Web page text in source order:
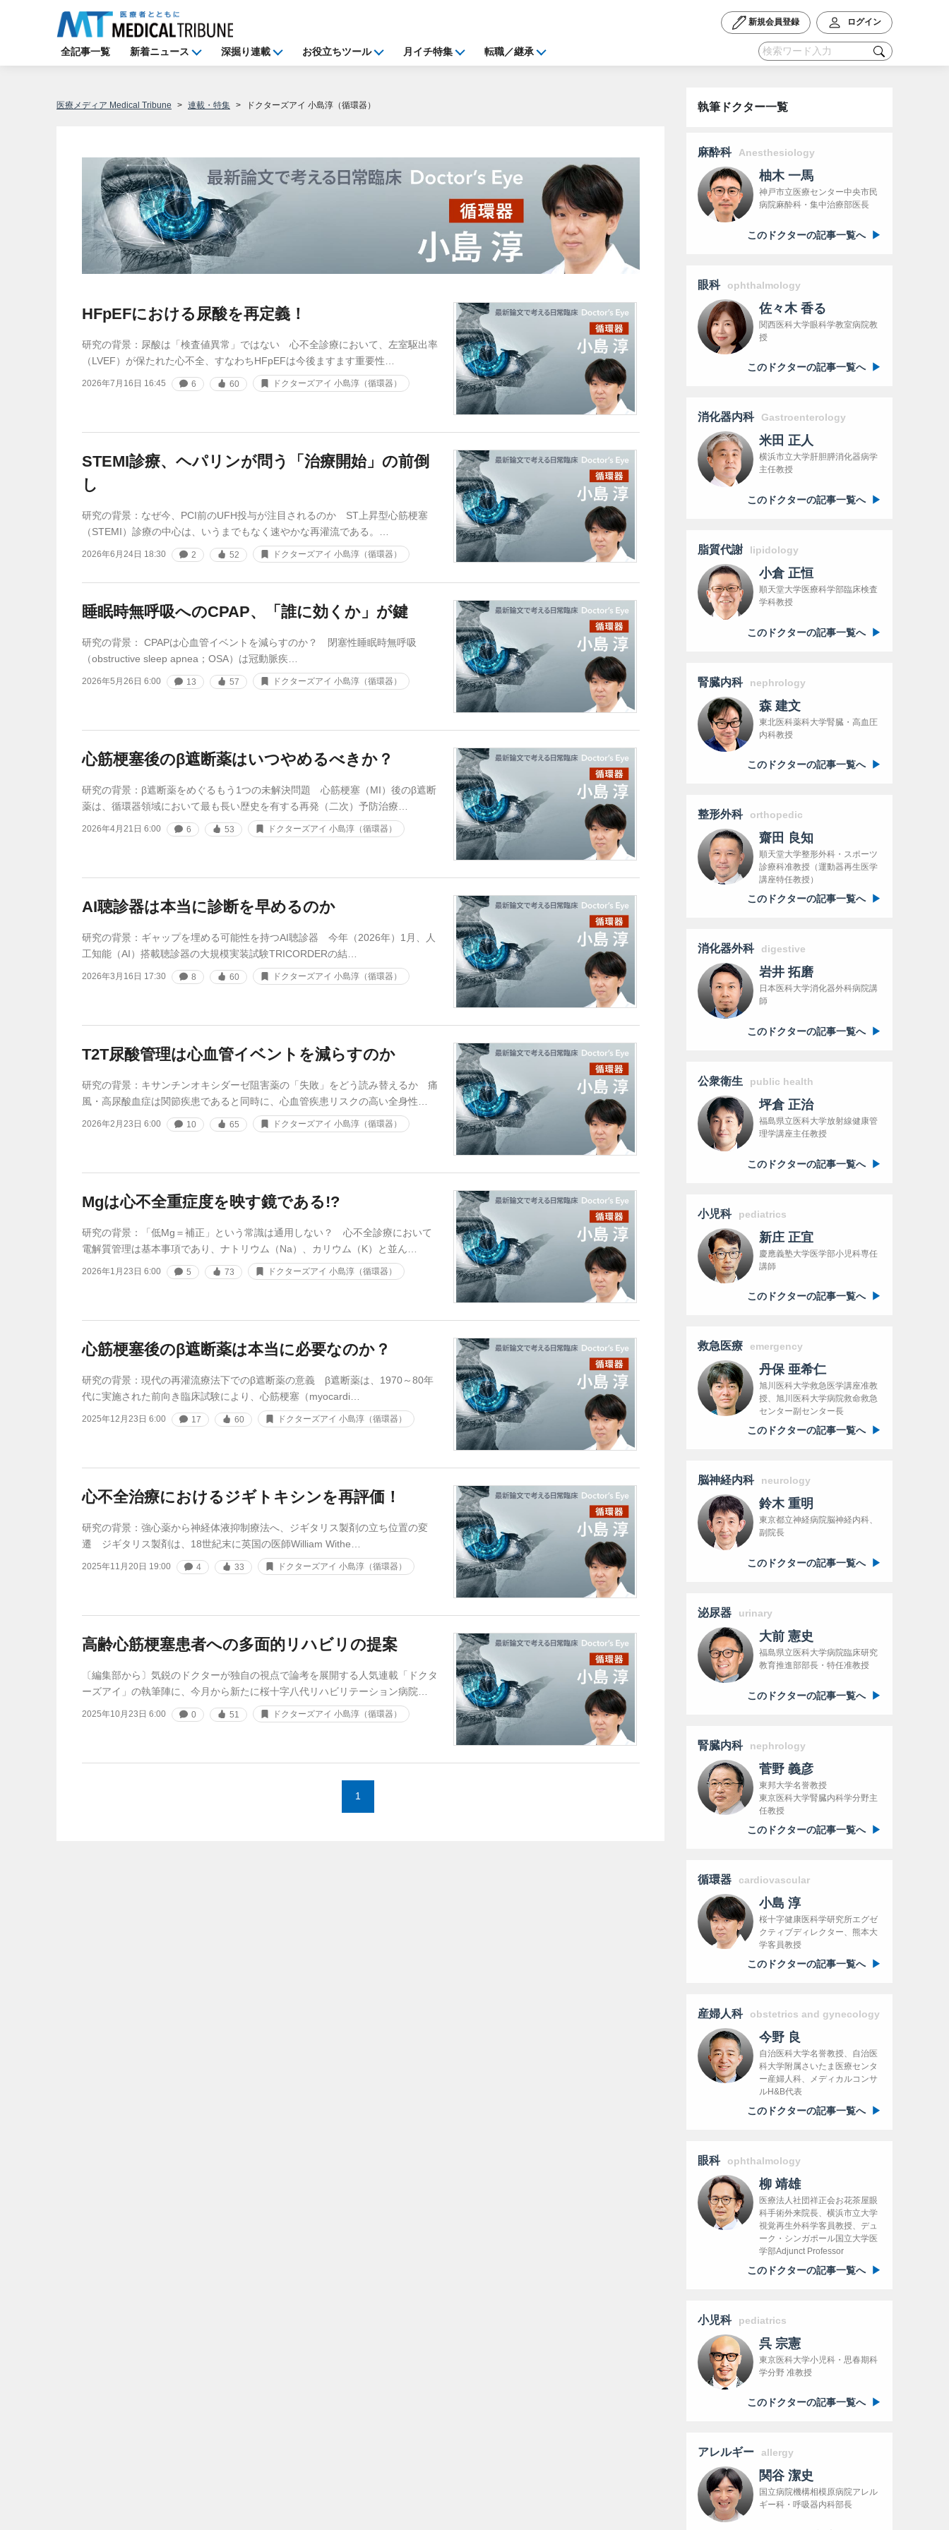
新規会員登録 ログイン
全記事一覧 新着ニュース 深掘り連載 お役立ちツール 月イチ特集 転職／継承
医療メディア Medical Tribune 連載・特集 ドクターズアイ 小島淳（循環器）
HFpEFにおける尿酸を再定義！
研究の背景：尿酸は「検査値異常」ではない 心不全診療において、左室駆出率
（LVEF）が保たれた心不全、すなわちHFpEFは今後ますます重要性…
2026年7月16日 16:45 6 60 ドクターズアイ 小島淳（循環器）
STEMI診療、ヘパリンが問う「治療開始」の前倒
し
研究の背景：なぜ今、PCI前のUFH投与が注目されるのか ST上昇型心筋梗塞
（STEMI）診療の中心は、いうまでもなく速やかな再灌流である。…
2026年6月24日 18:30 2 52 ドクターズアイ 小島淳（循環器）
睡眠時無呼吸へのCPAP、「誰に効くか」が鍵
研究の背景： CPAPは心血管イベントを減らすのか？ 閉塞性睡眠時無呼吸
（obstructive sleep apnea；OSA）は冠動脈疾…
2026年5月26日 6:00 13 57 ドクターズアイ 小島淳（循環器）
心筋梗塞後のβ遮断薬はいつやめるべきか？
研究の背景：β遮断薬をめぐるもう1つの未解決問題 心筋梗塞（MI）後のβ遮断
薬は、循環器領域において最も長い歴史を有する再発（二次）予防治療…
2026年4月21日 6:00 6 53 ドクターズアイ 小島淳（循環器）
AI聴診器は本当に診断を早めるのか
研究の背景：ギャップを埋める可能性を持つAI聴診器 今年（2026年）1月、人
工知能（AI）搭載聴診器の大規模実装試験TRICORDERの結…
2026年3月16日 17:30 8 60 ドクターズアイ 小島淳（循環器）
T2T尿酸管理は心血管イベントを減らすのか
研究の背景：キサンチンオキシダーゼ阻害薬の「失敗」をどう読み替えるか 痛
風・高尿酸血症は関節疾患であると同時に、心血管疾患リスクの高い全身性…
2026年2月23日 6:00 10 65 ドクターズアイ 小島淳（循環器）
Mgは心不全重症度を映す鏡である!?
研究の背景：「低Mg＝補正」という常識は通用しない？ 心不全診療において
電解質管理は基本事項であり、ナトリウム（Na）、カリウム（K）と並ん…
2026年1月23日 6:00 5 73 ドクターズアイ 小島淳（循環器）
心筋梗塞後のβ遮断薬は本当に必要なのか？
研究の背景：現代の再灌流療法下でのβ遮断薬の意義 β遮断薬は、1970～80年
代に実施された前向き臨床試験により、心筋梗塞（myocardi…
2025年12月23日 6:00 17 60 ドクターズアイ 小島淳（循環器）
心不全治療におけるジギトキシンを再評価！
研究の背景：強心薬から神経体液抑制療法へ、ジギタリス製剤の立ち位置の変
遷 ジギタリス製剤は、18世紀末に英国の医師William Withe…
2025年11月20日 19:00 4 33 ドクターズアイ 小島淳（循環器）
高齢心筋梗塞患者への多面的リハビリの提案
〔編集部から〕気鋭のドクターが独自の視点で論考を展開する人気連載「ドクタ
ーズアイ」の執筆陣に、今月から新たに桜十字八代リハビリテーション病院…
2025年10月23日 6:00 0 51 ドクターズアイ 小島淳（循環器）
1
執筆ドクター一覧
麻酔科 Anesthesiology
柚木 一馬
神戸市立医療センター中央市民
病院麻酔科・集中治療部医長
このドクターの記事一覧へ
眼科 ophthalmology
佐々木 香る
関西医科大学眼科学教室病院教
授
このドクターの記事一覧へ
消化器内科 Gastroenterology
米田 正人
横浜市立大学肝胆膵消化器病学
主任教授
このドクターの記事一覧へ
脂質代謝 lipidology
小倉 正恒
順天堂大学医療科学部臨床検査
学科教授
このドクターの記事一覧へ
腎臓内科 nephrology
森 建文
東北医科薬科大学腎臓・高血圧
内科教授
このドクターの記事一覧へ
整形外科 orthopedic
齋田 良知
順天堂大学整形外科・スポーツ
診療科准教授（運動器再生医学
講座特任教授）
このドクターの記事一覧へ
消化器外科 digestive
岩井 拓磨
日本医科大学消化器外科病院講
師
このドクターの記事一覧へ
公衆衛生 public health
坪倉 正治
福島県立医科大学放射線健康管
理学講座主任教授
このドクターの記事一覧へ
小児科 pediatrics
新庄 正宜
慶應義塾大学医学部小児科専任
講師
このドクターの記事一覧へ
救急医療 emergency
丹保 亜希仁
旭川医科大学救急医学講座准教
授、旭川医科大学病院救命救急
センター副センター長
このドクターの記事一覧へ
脳神経内科 neurology
鈴木 重明
東京都立神経病院脳神経内科、
副院長
このドクターの記事一覧へ
泌尿器 urinary
大前 憲史
福島県立医科大学病院臨床研究
教育推進部部長・特任准教授
このドクターの記事一覧へ
腎臓内科 nephrology
菅野 義彦
東邦大学名誉教授
東京医科大学腎臓内科学分野主
任教授
このドクターの記事一覧へ
循環器 cardiovascular
小島 淳
桜十字健康医科学研究所エグゼ
クティブディレクター、熊本大
学客員教授
このドクターの記事一覧へ
産婦人科 obstetrics and gynecology
今野 良
自治医科大学名誉教授、自治医
科大学附属さいたま医療センタ
ー産婦人科、メディカルコンサ
ルH&B代表
このドクターの記事一覧へ
眼科 ophthalmology
柳 靖雄
医療法人社団祥正会お花茶屋眼
科手術外来院長、横浜市立大学
視覚再生外科学客員教授、デュ
ーク・シンガポール国立大学医
学部Adjunct Professor
このドクターの記事一覧へ
小児科 pediatrics
呉 宗憲
東京医科大学小児科・思春期科
学分野 准教授
このドクターの記事一覧へ
アレルギー allergy
関谷 潔史
国立病院機構相模原病院アレル
ギー科・呼吸器内科部長